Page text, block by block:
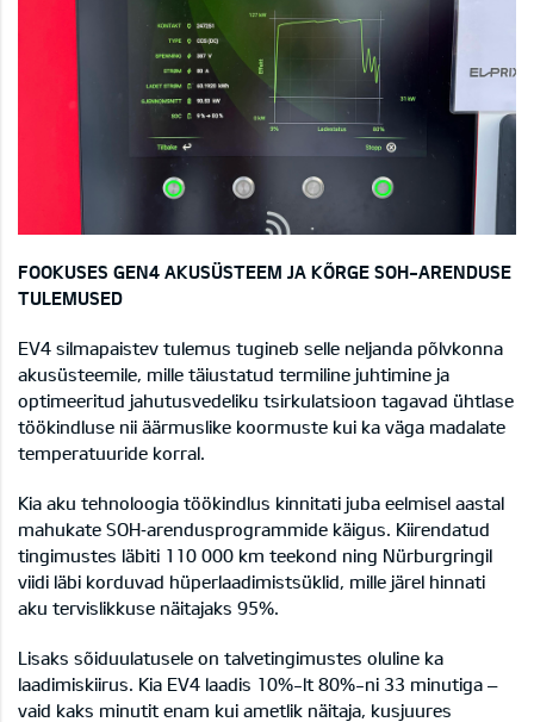
FOOKUSES GEN4 AKUSÜSTEEM JA KÕRGE SOH-ARENDUSE
TULEMUSED
EV4 silmapaistev tulemus tugineb selle neljanda põlvkonna
akusüsteemile, mille täiustatud termiline juhtimine ja
optimeeritud jahutusvedeliku tsirkulatsioon tagavad ühtlase
töökindluse nii äärmuslike koormuste kui ka väga madalate
temperatuuride korral.
Kia aku tehnoloogia töökindlus kinnitati juba eelmisel aastal
mahukate SOH‑arendusprogrammide käigus. Kiirendatud
tingimustes läbiti 110 000 km teekond ning Nürburgringil
viidi läbi korduvad hüperlaadimistsüklid, mille järel hinnati
aku tervislikkuse näitajaks 95%.
Lisaks sõiduulatusele on talvetingimustes oluline ka
laadimiskiirus. Kia EV4 laadis 10%-lt 80%-ni 33 minutiga –
vaid kaks minutit enam kui ametlik näitaja, kusjuures